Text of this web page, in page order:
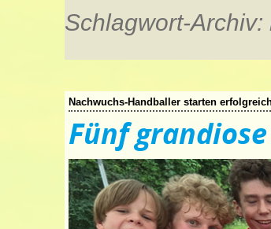
Schlagwort-Archiv:
Nachwuchs-Handballer starten
Fünf